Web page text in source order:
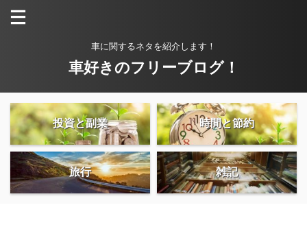
車に関するネタを紹介します！
車好きのフリーブログ！
投資と副業 時間と節約
旅行 雑記